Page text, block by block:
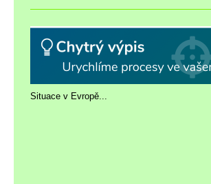
Situace v Evropě...